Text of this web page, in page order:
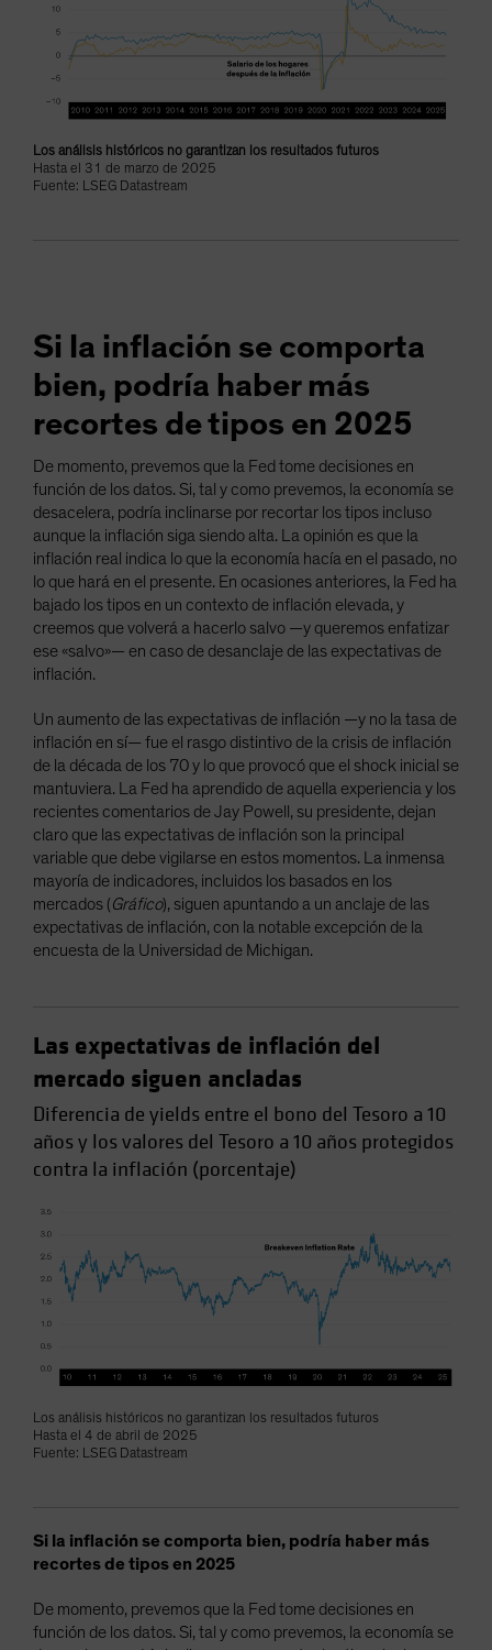
Los análisis históricos no garantizan los resultados futuros
Hasta el 31 de marzo de 2025
Fuente: LSEG Datastream
Si la inflación se comporta
bien, podría haber más
recortes de tipos en 2025
De momento, prevemos que la Fed tome decisiones en
función de los datos. Si, tal y como prevemos, la economía se
desacelera, podría inclinarse por recortar los tipos incluso
aunque la inflación siga siendo alta. La opinión es que la
inflación real indica lo que la economía hacía en el pasado, no
lo que hará en el presente. En ocasiones anteriores, la Fed ha
bajado los tipos en un contexto de inflación elevada, y
creemos que volverá a hacerlo salvo —y queremos enfatizar
ese «salvo»— en caso de desanclaje de las expectativas de
inflación.
Un aumento de las expectativas de inflación —y no la tasa de
inflación en sí— fue el rasgo distintivo de la crisis de inflación
de la década de los 70 y lo que provocó que el shock inicial se
mantuviera. La Fed ha aprendido de aquella experiencia y los
recientes comentarios de Jay Powell, su presidente, dejan
claro que las expectativas de inflación son la principal
variable que debe vigilarse en estos momentos. La inmensa
mayoría de indicadores, incluidos los basados en los
mercados (Gráfico), siguen apuntando a un anclaje de las
expectativas de inflación, con la notable excepción de la
encuesta de la Universidad de Michigan.
Las expectativas de inflación del
mercado siguen ancladas
Diferencia de yields entre el bono del Tesoro a 10
años y los valores del Tesoro a 10 años protegidos
contra la inflación (porcentaje)
Los análisis históricos no garantizan los resultados futuros
Hasta el 4 de abril de 2025
Fuente: LSEG Datastream
Si la inflación se comporta bien, podría haber más
recortes de tipos en 2025
De momento, prevemos que la Fed tome decisiones en
función de los datos. Si, tal y como prevemos, la economía se